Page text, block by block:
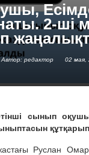
2-ші
Автор: редактор 02 мая,
сынып
Руслан